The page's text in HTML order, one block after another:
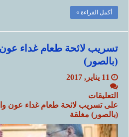
أكمل القراءة »
تسريب لائحة طعام غداء
(بالصور)
11 يناير, 2017
التعليقات
على تسريب لائحة طعام غداء عون
(بالصور) مغلقة